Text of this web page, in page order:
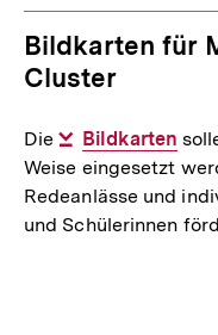
Bildkarten für
Cluster
Die
Interner
Link:
Bildkarten
Weise eingesetzt
Redeanlässe und
und Schülerinnen